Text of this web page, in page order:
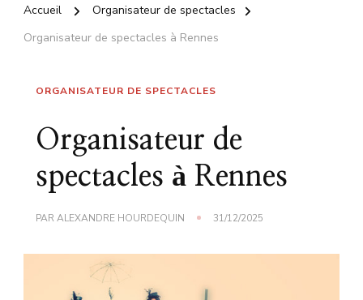
Accueil
Organisateur de spectacles
Organisateur de spectacles à Rennes
ORGANISATEUR DE SPECTACLES
Organisateur de
spectacles à Rennes
PARALEXANDRE HOURDEQUIN 31/12/2025